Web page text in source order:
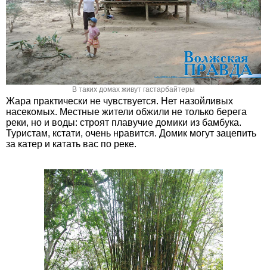
В таких домах живут гастарбайтеры
Жара практически не чувствуется. Нет назойливых
насекомых. Местные жители обжили не только берега
реки, но и воды: строят плавучие домики из бамбука.
Туристам, кстати, очень нравится. Домик могут зацепить
за катер и катать вас по реке.